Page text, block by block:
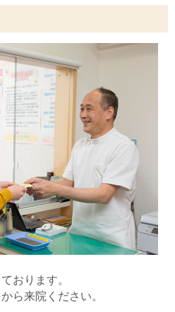
おります。
ら来院ください。